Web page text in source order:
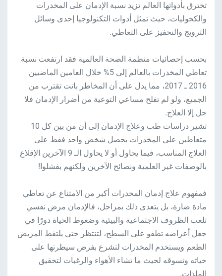
تخترق بأدواتها العالم تزيد نسبة الإدمان على المخدرات
والكحوليات، حيث تمثل أدوات التكنولوجيا إحدى وسائل
الترويج والتحفيز على التعاطي.
بحسب إحصائيات منظمة الصحة العالمية فقد ارتفعت نسبة
تعاطي المخدرات بالعالم إلى 5% خلال العامين الماضيين
2016 ـ 2017، مما يدل على أن المخاطر باتت تقترب من
الجميع، ولو لم تفلح مساعي التوعية من أضرار الإدمان فلا
حل إلا العلاج.
تشير دراسات طب وعلاج الإدمان إلى أن من بين كل 10
متعاطين على المخدرات يحصل شخص واحد فقط على
العلاج المناسب، فيما يحاول أو لا يحاول الـ 9 الآخرين الإقلاع
بالوصفات غير العلمية ونصائح الآخرين ولكنهم يفشلوا!
فمفهوم علاج إدمان المخدرات أكبر من الامتناع عن تعاطي
مادة ضارة، بل يتعدى ذلك بمراحل، فالإدمان مرض نفسي
تلعب الظروف الاجتماعية والبيئية وضغوط الحياة دورًا في
جعل أعراضه تطفو على السطح، لتنتظر حتى يلتقط المريض
الطعم ويستخدم المخدرات لتشرع بفرض سيطرتها على
حياته وتسوقه لحيث ما تشاء الأهواء والرغبات لتحقيق
الملذات.